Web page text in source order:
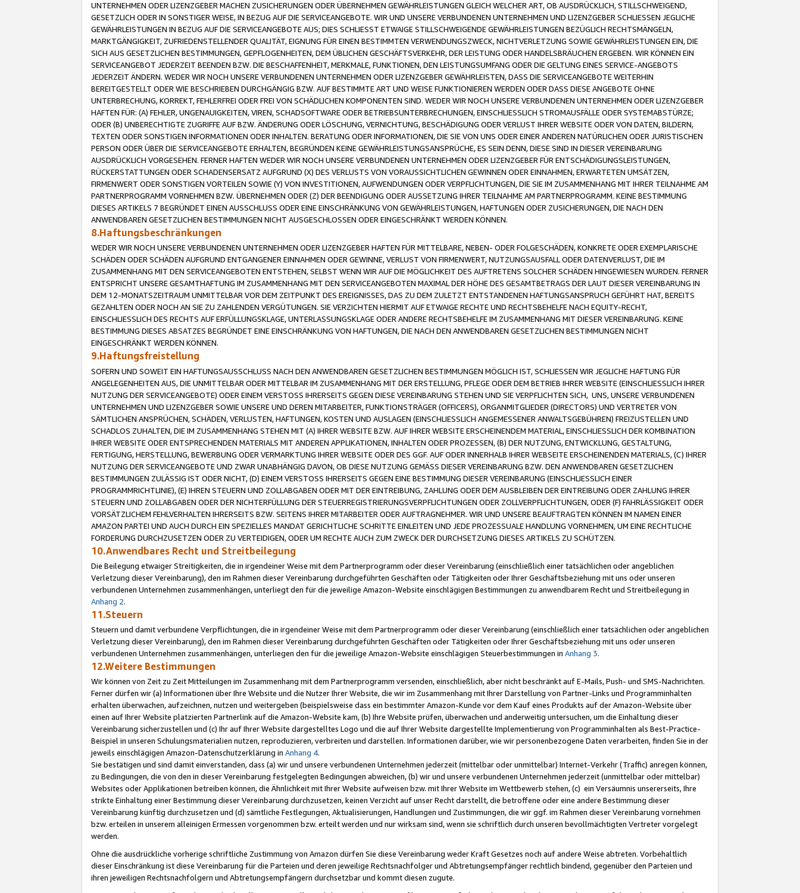
UNTERNEHMEN ODER LIZENZGEBER MACHEN ZUSICHERUNGEN ODER ÜBERNEHMEN GEWÄHRLEISTUNGEN GLEICH WELCHER ART, OB AUSDRÜCKLICH, STILLSCHWEIGEND,
GESETZLICH ODER IN SONSTIGER WEISE, IN BEZUG AUF DIE SERVICEANGEBOTE. WIR UND UNSERE VERBUNDENEN UNTERNEHMEN UND LIZENZGEBER SCHLIESSEN JEGLICHE
GEWÄHRLEISTUNGEN IN BEZUG AUF DIE SERVICEANGEBOTE AUS; DIES SCHLIESST ETWAIGE STILLSCHWEIGENDE GEWÄHRLEISTUNGEN BEZÜGLICH RECHTSMÄNGELN,
MARKTGÄNGIGKEIT, ZUFRIEDENSTELLENDER QUALITÄT, EIGNUNG FÜR EINEN BESTIMMTEN VERWENDUNGSZWECK, NICHTVERLETZUNG SOWIE GEWÄHRLEISTUNGEN EIN, DIE
SICH AUS GESETZLICHEN BESTIMMUNGEN, GEPFLOGENHEITEN, DEM ÜBLICHEN GESCHÄFTSVERKEHR, DER LEISTUNG ODER HANDELSBRÄUCHEN ERGEBEN. WIR KÖNNEN EIN
SERVICEANGEBOT JEDERZEIT BEENDEN BZW. DIE BESCHAFFENHEIT, MERKMALE, FUNKTIONEN, DEN LEISTUNGSUMFANG ODER DIE GELTUNG EINES SERVICE-ANGEBOTS
JEDERZEIT ÄNDERN. WEDER WIR NOCH UNSERE VERBUNDENEN UNTERNEHMEN ODER LIZENZGEBER GEWÄHRLEISTEN, DASS DIE SERVICEANGEBOTE WEITERHIN
BEREITGESTELLT ODER WIE BESCHRIEBEN DURCHGÄNGIG BZW. AUF BESTIMMTE ART UND WEISE FUNKTIONIEREN WERDEN ODER DASS DIESE ANGEBOTE OHNE
UNTERBRECHUNG, KORREKT, FEHLERFREI ODER FREI VON SCHÄDLICHEN KOMPONENTEN SIND. WEDER WIR NOCH UNSERE VERBUNDENEN UNTERNEHMEN ODER LIZENZGEBER
HAFTEN FÜR: (A) FEHLER, UNGENAUIGKEITEN, VIREN, SCHADSOFTWARE ODER BETRIEBSUNTERBRECHUNGEN, EINSCHLIESSLICH STROMAUSFÄLLE ODER SYSTEMABSTÜRZE;
ODER (B) UNBERECHTIGTE ZUGRIFFE AUF BZW. ÄNDERUNG ODER LÖSCHUNG, VERNICHTUNG, BESCHÄDIGUNG ODER VERLUST IHRER WEBSITE ODER VON DATEN, BILDERN,
TEXTEN ODER SONSTIGEN INFORMATIONEN ODER INHALTEN. BERATUNG ODER INFORMATIONEN, DIE SIE VON UNS ODER EINER ANDEREN NATÜRLICHEN ODER JURISTISCHEN
PERSON ODER ÜBER DIE SERVICEANGEBOTE ERHALTEN, BEGRÜNDEN KEINE GEWÄHRLEISTUNGSANSPRÜCHE, ES SEIN DENN, DIESE SIND IN DIESER VEREINBARUNG
AUSDRÜCKLICH VORGESEHEN. FERNER HAFTEN WEDER WIR NOCH UNSERE VERBUNDENEN UNTERNEHMEN ODER LIZENZGEBER FÜR ENTSCHÄDIGUNGSLEISTUNGEN,
RÜCKERSTATTUNGEN ODER SCHADENSERSATZ AUFGRUND (X) DES VERLUSTS VON VORAUSSICHTLICHEN GEWINNEN ODER EINNAHMEN, ERWARTETEN UMSÄTZEN,
FIRMENWERT ODER SONSTIGEN VORTEILEN SOWIE (Y) VON INVESTITIONEN, AUFWENDUNGEN ODER VERPFLICHTUNGEN, DIE SIE IM ZUSAMMENHANG MIT IHRER TEILNAHME AM
PARTNERPROGRAMM VORNEHMEN BZW. ÜBERNEHMEN ODER (Z) DER BEENDIGUNG ODER AUSSETZUNG IHRER TEILNAHME AM PARTNERPROGRAMM. KEINE BESTIMMUNG
DIESES ARTIKELS 7 BEGRÜNDET EINEN AUSSCHLUSS ODER EINE EINSCHRÄNKUNG VON GEWÄHRLEISTUNGEN, HAFTUNGEN ODER ZUSICHERUNGEN, DIE NACH DEN
ANWENDBAREN GESETZLICHEN BESTIMMUNGEN NICHT AUSGESCHLOSSEN ODER EINGESCHRÄNKT WERDEN KÖNNEN.
8.Haftungsbeschränkungen
WEDER WIR NOCH UNSERE VERBUNDENEN UNTERNEHMEN ODER LIZENZGEBER HAFTEN FÜR MITTELBARE, NEBEN- ODER FOLGESCHÄDEN, KONKRETE ODER EXEMPLARISCHE
SCHÄDEN ODER SCHÄDEN AUFGRUND ENTGANGENER EINNAHMEN ODER GEWINNE, VERLUST VON FIRMENWERT, NUTZUNGSAUSFALL ODER DATENVERLUST, DIE IM
ZUSAMMENHANG MIT DEN SERVICEANGEBOTEN ENTSTEHEN, SELBST WENN WIR AUF DIE MÖGLICHKEIT DES AUFTRETENS SOLCHER SCHÄDEN HINGEWIESEN WURDEN. FERNER
ENTSPRICHT UNSERE GESAMTHAFTUNG IM ZUSAMMENHANG MIT DEN SERVICEANGEBOTEN MAXIMAL DER HÖHE DES GESAMTBETRAGS DER LAUT DIESER VEREINBARUNG IN
DEM 12-MONATSZEITRAUM UNMITTELBAR VOR DEM ZEITPUNKT DES EREIGNISSES, DAS ZU DEM ZULETZT ENTSTANDENEN HAFTUNGSANSPRUCH GEFÜHRT HAT, BEREITS
GEZAHLTEN ODER NOCH AN SIE ZU ZAHLENDEN VERGÜTUNGEN. SIE VERZICHTEN HIERMIT AUF ETWAIGE RECHTE UND RECHTSBEHELFE NACH EQUITY-RECHT,
EINSCHLIESSLICH DES RECHTS AUF ERFÜLLUNGSKLAGE, UNTERLASSUNGSKLAGE ODER ANDERE RECHTSBEHELFE IM ZUSAMMENHANG MIT DIESER VEREINBARUNG. KEINE
BESTIMMUNG DIESES ABSATZES BEGRÜNDET EINE EINSCHRÄNKUNG VON HAFTUNGEN, DIE NACH DEN ANWENDBAREN GESETZLICHEN BESTIMMUNGEN NICHT
EINGESCHRÄNKT WERDEN KÖNNEN.
9.Haftungsfreistellung
SOFERN UND SOWEIT EIN HAFTUNGSAUSSCHLUSS NACH DEN ANWENDBAREN GESETZLICHEN BESTIMMUNGEN MÖGLICH IST, SCHLIESSEN WIR JEGLICHE HAFTUNG FÜR
ANGELEGENHEITEN AUS, DIE UNMITTELBAR ODER MITTELBAR IM ZUSAMMENHANG MIT DER ERSTELLUNG, PFLEGE ODER DEM BETRIEB IHRER WEBSITE (EINSCHLIESSLICH IHRER
NUTZUNG DER SERVICEANGEBOTE) ODER EINEM VERSTOSS IHRERSEITS GEGEN DIESE VEREINBARUNG STEHEN UND SIE VERPFLICHTEN SICH, UNS, UNSERE VERBUNDENEN
UNTERNEHMEN UND LIZENZGEBER SOWIE UNSERE UND DEREN MITARBEITER, FUNKTIONSTRÄGER (OFFICERS), ORGANMITGLIEDER (DIRECTORS) UND VERTRETER VON
SÄMTLICHEN ANSPRÜCHEN, SCHÄDEN, VERLUSTEN, HAFTUNGEN, KOSTEN UND AUSLAGEN (EINSCHLIESSLICH ANGEMESSENER ANWALTSGEBÜHREN) FREIZUSTELLEN UND
SCHADLOS ZUHALTEN, DIE IM ZUSAMMENHANG STEHEN MIT (A) IHRER WEBSITE BZW. AUF IHRER WEBSITE ERSCHEINENDEM MATERIAL, EINSCHLIESSLICH DER KOMBINATION
IHRER WEBSITE ODER ENTSPRECHENDEN MATERIALS MIT ANDEREN APPLIKATIONEN, INHALTEN ODER PROZESSEN, (B) DER NUTZUNG, ENTWICKLUNG, GESTALTUNG,
FERTIGUNG, HERSTELLUNG, BEWERBUNG ODER VERMARKTUNG IHRER WEBSITE ODER DES GGF. AUF ODER INNERHALB IHRER WEBSEITE ERSCHEINENDEN MATERIALS, (C) IHRER
NUTZUNG DER SERVICEANGEBOTE UND ZWAR UNABHÄNGIG DAVON, OB DIESE NUTZUNG GEMÄSS DIESER VEREINBARUNG BZW. DEN ANWENDBAREN GESETZLICHEN
BESTIMMUNGEN ZULÄSSIG IST ODER NICHT, (D) EINEM VERSTOSS IHRERSEITS GEGEN EINE BESTIMMUNG DIESER VEREINBARUNG (EINSCHLIESSLICH EINER
PROGRAMMRICHTLINIE), (E) IHREN STEUERN UND ZOLLABGABEN ODER MIT DER EINTREIBUNG, ZAHLUNG ODER DEM AUSBLEIBEN DER EINTREIBUNG ODER ZAHLUNG IHRER
STEUERN UND ZOLLABGABEN ODER DER NICHTERFÜLLUNG DER STEUERREGISTRIERUNGSVERPFLICHTUNGEN ODER ZOLLVERPFLICHTUNGEN, ODER (F) FAHRLÄSSIGKEIT ODER
VORSÄTZLICHEM FEHLVERHALTEN IHRERSEITS BZW. SEITENS IHRER MITARBEITER ODER AUFTRAGNEHMER. WIR UND UNSERE BEAUFTRAGTEN KÖNNEN IM NAMEN EINER
AMAZON PARTEI UND AUCH DURCH EIN SPEZIELLES MANDAT GERICHTLICHE SCHRITTE EINLEITEN UND JEDE PROZESSUALE HANDLUNG VORNEHMEN, UM EINE RECHTLICHE
FORDERUNG DURCHZUSETZEN ODER ZU VERTEIDIGEN, ODER UM RECHTE AUCH ZUM ZWECK DER DURCHSETZUNG DIESES ARTIKELS ZU SCHÜTZEN.
10.Anwendbares Recht und Streitbeilegung
Die Beilegung etwaiger Streitigkeiten, die in irgendeiner Weise mit dem Partnerprogramm oder dieser Vereinbarung (einschließlich einer tatsächlichen oder angeblichen
Verletzung dieser Vereinbarung), den im Rahmen dieser Vereinbarung durchgeführten Geschäften oder Tätigkeiten oder Ihrer Geschäftsbeziehung mit uns oder unseren
verbundenen Unternehmen zusammenhängen, unterliegt den für die jeweilige Amazon-Website einschlägigen Bestimmungen zu anwendbarem Recht und Streitbeilegung in
Anhang 2.
11.Steuern
Steuern und damit verbundene Verpflichtungen, die in irgendeiner Weise mit dem Partnerprogramm oder dieser Vereinbarung (einschließlich einer tatsächlichen oder angeblichen
Verletzung dieser Vereinbarung), den im Rahmen dieser Vereinbarung durchgeführten Geschäften oder Tätigkeiten oder Ihrer Geschäftsbeziehung mit uns oder unseren
verbundenen Unternehmen zusammenhängen, unterliegen den für die jeweilige Amazon-Website einschlägigen Steuerbestimmungen in Anhang 3.
12.Weitere Bestimmungen
Wir können von Zeit zu Zeit Mitteilungen im Zusammenhang mit dem Partnerprogramm versenden, einschließlich, aber nicht beschränkt auf E-Mails, Push- und SMS-Nachrichten.
Ferner dürfen wir (a) Informationen über Ihre Website und die Nutzer Ihrer Website, die wir im Zusammenhang mit Ihrer Darstellung von Partner-Links und Programminhalten
erhalten überwachen, aufzeichnen, nutzen und weitergeben (beispielsweise dass ein bestimmter Amazon-Kunde vor dem Kauf eines Produkts auf der Amazon-Website über
einen auf Ihrer Website platzierten Partnerlink auf die Amazon-Website kam, (b) Ihre Website prüfen, überwachen und anderweitig untersuchen, um die Einhaltung dieser
Vereinbarung sicherzustellen und (c) Ihr auf Ihrer Website dargestelltes Logo und die auf Ihrer Website dargestellte Implementierung von Programminhalten als Best-Practice-
Beispiel in unseren Schulungsmaterialien nutzen, reproduzieren, verbreiten und darstellen. Informationen darüber, wie wir personenbezogene Daten verarbeiten, finden Sie in der
jeweils einschlägigen Amazon-Datenschutzerklärung in Anhang 4.
Sie bestätigen und sind damit einverstanden, dass (a) wir und unsere verbundenen Unternehmen jederzeit (mittelbar oder unmittelbar) Internet-Verkehr (Traffic) anregen können,
zu Bedingungen, die von den in dieser Vereinbarung festgelegten Bedingungen abweichen, (b) wir und unsere verbundenen Unternehmen jederzeit (unmittelbar oder mittelbar)
Websites oder Applikationen betreiben können, die Ähnlichkeit mit Ihrer Website aufweisen bzw. mit Ihrer Website im Wettbewerb stehen, (c) ein Versäumnis unsererseits, Ihre
strikte Einhaltung einer Bestimmung dieser Vereinbarung durchzusetzen, keinen Verzicht auf unser Recht darstellt, die betroffene oder eine andere Bestimmung dieser
Vereinbarung künftig durchzusetzen und (d) sämtliche Festlegungen, Aktualisierungen, Handlungen und Zustimmungen, die wir ggf. im Rahmen dieser Vereinbarung vornehmen
bzw. erteilen in unserem alleinigen Ermessen vorgenommen bzw. erteilt werden und nur wirksam sind, wenn sie schriftlich durch unseren bevollmächtigten Vertreter vorgelegt
werden.
Ohne die ausdrückliche vorherige schriftliche Zustimmung von Amazon dürfen Sie diese Vereinbarung weder Kraft Gesetzes noch auf andere Weise abtreten. Vorbehaltlich
dieser Einschränkung ist diese Vereinbarung für die Parteien und deren jeweilige Rechtsnachfolger und Abtretungsempfänger rechtlich bindend, gegenüber den Parteien und
ihren jeweiligen Rechtsnachfolgern und Abtretungsempfängern durchsetzbar und kommt diesen zugute.